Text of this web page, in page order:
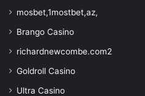
mosbet,1mostbet,az,
Brango Casino
richardnewcombe.com2
Goldroll Casino
Ultra Casino